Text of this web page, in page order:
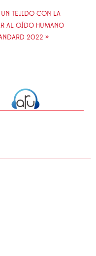
TEJIDO CON LA
AL OÍDO HUMANO
2022 »